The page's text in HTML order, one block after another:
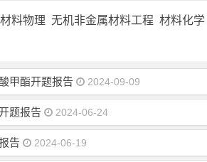
材料物理 无机非金属材料工程 材料化学
甲酯开题报告 2024-09-09
题报告 2024-06-24
告 2024-06-19